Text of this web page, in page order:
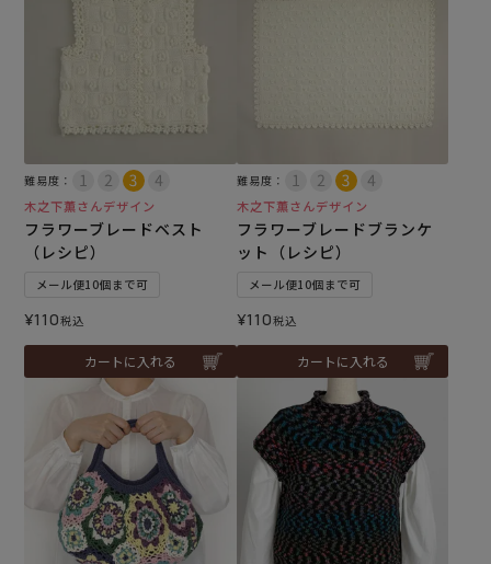
難易度：
木之下薫さんデザイン
フラワーブレードベスト
（レシピ）
メール便10個まで可
¥110税込
カートに入れる
難易度：
木之下薫さんデザイン
フラワーブレードブランケ
ット（レシピ）
メール便10個まで可
¥110税込
カートに入れる